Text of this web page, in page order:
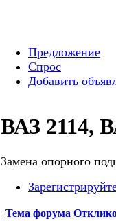
Предложение
Спрос
Добавить
ВАЗ 2114,
Замена опорного
Тема форума